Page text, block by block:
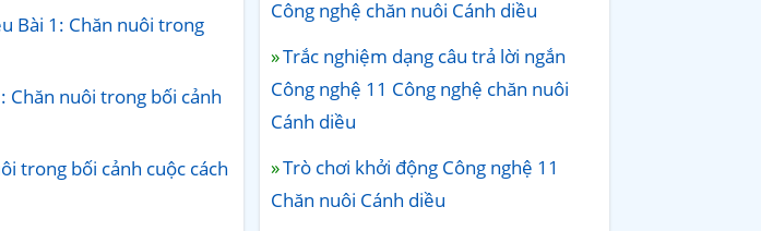
Bài 1: Chăn nuôi trong
Chăn nuôi trong bối cảnh
trong bối cảnh cuộc cách
Công nghệ chăn nuôi Cánh diều
Trắc nghiệm dạng câu trả lời ngắn
Công nghệ 11 Công nghệ chăn nuôi
Cánh diều
Trò chơi khởi động Công nghệ 11
Chăn nuôi Cánh diều